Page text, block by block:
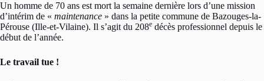
Un homme de 70 ans est mort la semaine dernière lors d’une mission
d’intérim de « maintenance » dans la petite commune de Bazouges-la-
Pérouse (Ille-et-Vilaine). Il s’agit du 208e décès professionnel depuis le
début de l’année.
Le travail tue !